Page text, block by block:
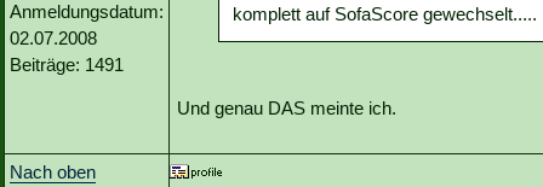
Anmeldungsdatum:
02.07.2008
Beiträge: 1491
komplett auf SofaScore gewechselt.....
Und genau DAS meinte ich.
Nach oben